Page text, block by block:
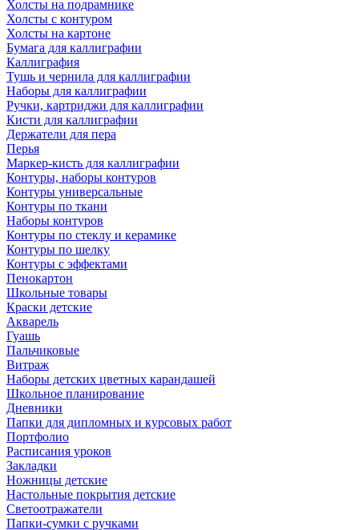
Холсты на подрамнике
Холсты с контуром
Холсты на картоне
Бумага для каллиграфии
Каллиграфия
Тушь и чернила для каллиграфии
Наборы для каллиграфии
Ручки, картриджи для каллиграфии
Кисти для каллиграфии
Держатели для пера
Перья
Маркер-кисть для каллиграфии
Контуры, наборы контуров
Контуры универсальные
Контуры по ткани
Наборы контуров
Контуры по стеклу и керамике
Контуры по шелку
Контуры с эффектами
Пенокартон
Школьные товары
Краски детские
Акварель
Гуашь
Пальчиковые
Витраж
Наборы детских цветных карандашей
Школьное планирование
Дневники
Папки для дипломных и курсовых работ
Портфолио
Расписания уроков
Закладки
Ножницы детские
Настольные покрытия детские
Светоотражатели
Папки-сумки с ручками